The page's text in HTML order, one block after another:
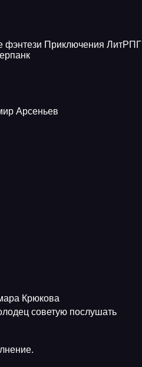
фэнтези Приключения ЛитРПГ
Арсеньев
Крюкова
советую послушать